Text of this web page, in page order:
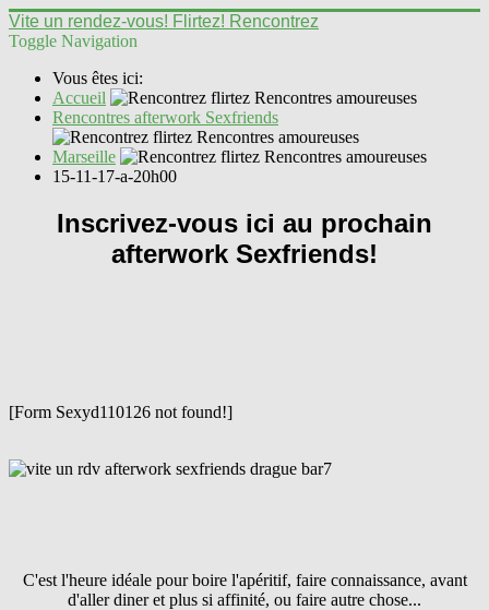
Vite un rendez-vous! Flirtez! Rencontrez
Toggle Navigation
Vous êtes ici:
Accueil
Rencontres afterwork Sexfriends
Marseille
15-11-17-a-20h00
Inscrivez-vous ici au prochain
afterwork Sexfriends!
[Form Sexyd110126 not found!]
C'est l'heure idéale pour boire l'apéritif, faire connaissance, avant
d'aller diner et plus si affinité, ou faire autre chose...